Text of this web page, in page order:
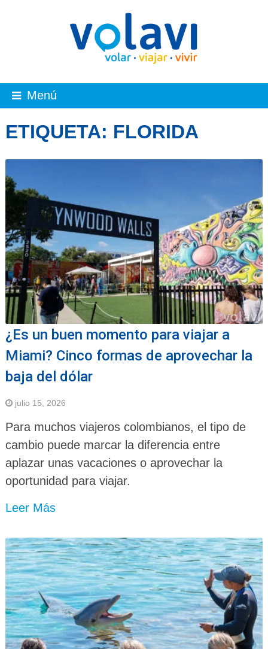
Menú
ETIQUETA: FLORIDA
¿Es un buen momento para viajar a
Miami? Cinco formas de aprovechar la
baja del dólar
julio 15, 2026
Para muchos viajeros colombianos, el tipo de
cambio puede marcar la diferencia entre
aplazar unas vacaciones o aprovechar la
oportunidad para viajar.
Leer Más